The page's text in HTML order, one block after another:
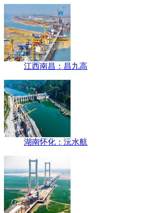
江西南昌：昌九高
湖南怀化：沅水航